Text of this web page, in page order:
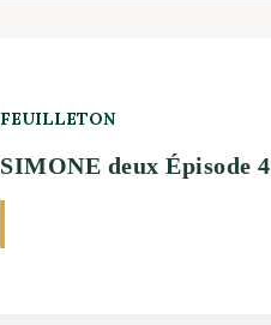
FEUILLETON
SIMONE deux Épisode 4